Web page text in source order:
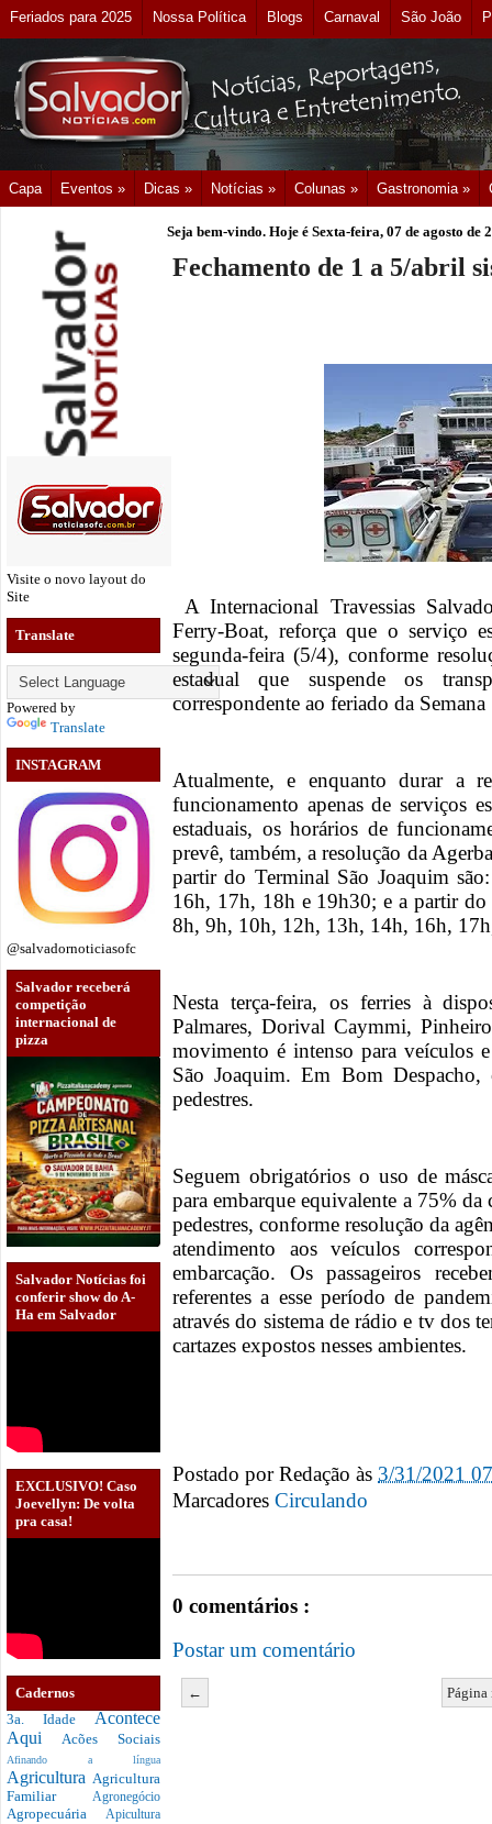
Feriados para 2025 Nossa Política Blogs Carnaval São João
Capa Eventos » Dicas » Notícias » Colunas » Gastronomia »
Visite o novo layout do
Site
Translate
Powered by
Translate
INSTAGRAM
@salvadornoticiasofc
Salvador receberá
competição
internacional de
pizza
Salvador Notícias foi
conferir show do A-
Ha em Salvador
EXCLUSIVO! Caso
Joevellyn: De volta
pra casa!
Cadernos
3a. Idade Acontece
Aqui Acões Sociais
Afinando a língua
Agricultura Agricultura
Familiar Agronegócio
Agropecuária Apicultura
Seja bem-vindo. Hoje é Sexta-feira, 07 de agosto de
Fechamento de 1 a 5/abril
A Internacional Travessias
Ferry-Boat, reforça que o serviço
segunda-feira (5/4), conforme
estadual que suspende os
correspondente ao feriado da Semana
Atualmente, e enquanto durar a
funcionamento apenas de serviços
estaduais, os horários de
prevê, também, a resolução da
partir do Terminal São Joaquim
16h, 17h, 18h e 19h30; e a partir
8h, 9h, 10h, 12h, 13h, 14h, 16h,
Nesta terça-feira, os ferries à
Palmares, Dorival Caymmi,
movimento é intenso para veículos
São Joaquim. Em Bom
pedestres.
Seguem obrigatórios o uso de
para embarque equivalente a 75% da
pedestres, conforme resolução da
atendimento aos veículos
embarcação. Os passageiros
referentes a esse período de
através do sistema de rádio e tv dos
cartazes expostos nesses ambientes.
Postado porRedação às 3/31/2021
Marcadores Circulando
0 comentários :
Postar um comentário
←